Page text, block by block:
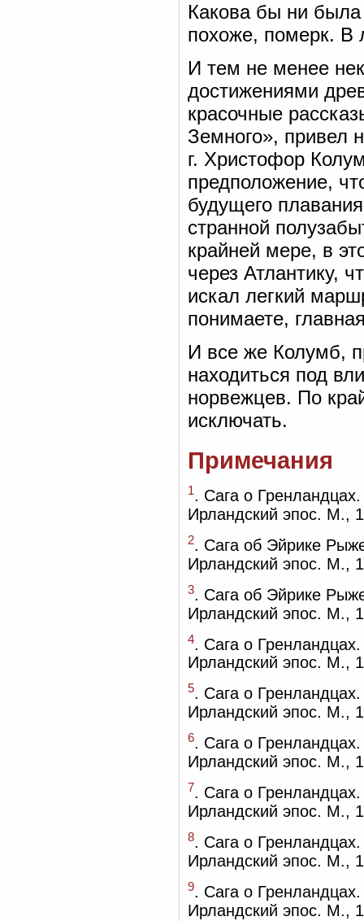
Какова бы ни
похоже, померк. В
И тем не менее
достижениями
красочные
Земного», привел
г. Христофор
предположение,
будущего
странной
крайней мере, в
через Атлантику,
искал легкий
понимаете,
И все же Колумб,
находиться под
норвежцев. По
исключать.
Примечания
1. Сага о
Ирландский эпос. М.,
2. Сага об Эйрике
Ирландский эпос. М.,
3. Сага об Эйрике
Ирландский эпос. М.,
4. Сага о
Ирландский эпос. М.,
5. Сага о
Ирландский эпос. М.,
6. Сага о
Ирландский эпос. М.,
7. Сага о
Ирландский эпос. М.,
8. Сага о
Ирландский эпос. М.,
9. Сага о
Ирландский эпос. М.,